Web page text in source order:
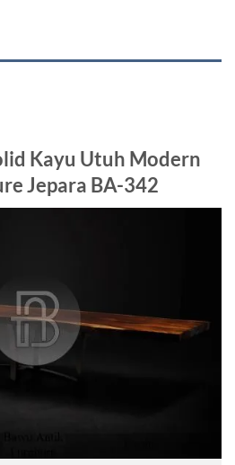
Kayu Utuh Modern
Jepara BA-342